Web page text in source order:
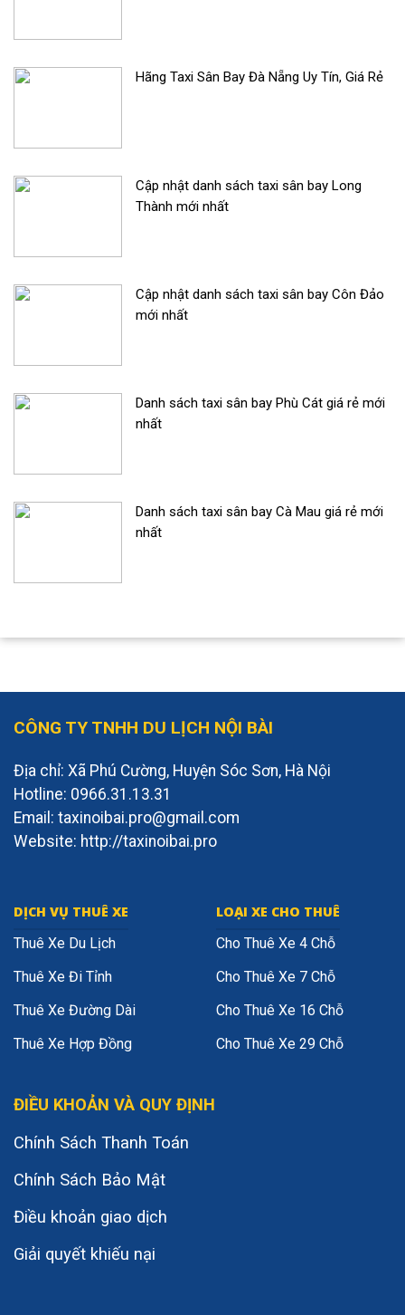
Hãng Taxi Sân Bay Đà Nẵng Uy Tín, Giá Rẻ
Cập nhật danh sách taxi sân bay Long
Thành mới nhất
Cập nhật danh sách taxi sân bay Côn Đảo
mới nhất
Danh sách taxi sân bay Phù Cát giá rẻ mới
nhất
Danh sách taxi sân bay Cà Mau giá rẻ mới
nhất
CÔNG TY TNHH DU LỊCH NỘI BÀI
Địa chỉ: Xã Phú Cường, Huyện Sóc Sơn, Hà Nội
Hotline: 0966.31.13.31
Email: taxinoibai.pro@gmail.com
Website: http://taxinoibai.pro
DỊCH VỤ THUÊ XE
Thuê Xe Du Lịch
Thuê Xe Đi Tỉnh
Thuê Xe Đường Dài
Thuê Xe Hợp Đồng
LOẠI XE CHO THUÊ
Cho Thuê Xe 4 Chỗ
Cho Thuê Xe 7 Chỗ
Cho Thuê Xe 16 Chỗ
Cho Thuê Xe 29 Chỗ
ĐIỀU KHOẢN VÀ QUY ĐỊNH
Chính Sách Thanh Toán
Chính Sách Bảo Mật
Điều khoản giao dịch
Giải quyết khiếu nại